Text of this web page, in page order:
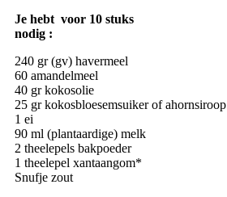
Je hebt voor 10 stuks
nodig :
240 gr (gv) havermeel
60 amandelmeel
40 gr kokosolie
25 gr kokosbloesemsuiker of ahornsiroop
1 ei
90 ml (plantaardige) melk
2 theelepels bakpoeder
1 theelepel xantaangom*
Snufje zout